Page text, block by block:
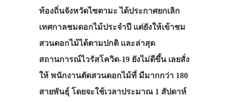
ท้องถิ่นจังหวัดไซตามะ ได้ประกาศยกเลิก
เทศกาลชมดอกไม้ประจำปี แต่ยังให้เข้าชม
สวนดอกไม้ได้ตามปกติ และล่าสุด
สถานการณ์ไวรัสโควิด-19 ยังไม่ดีขึ้น เลยสั่ง
ให้ พนักงานตัดสวนดอกไม้ที่ มีมากกว่า 180
สายพันธุ์ โดยจะใช้เวลาประมาณ 1 สัปดาห์